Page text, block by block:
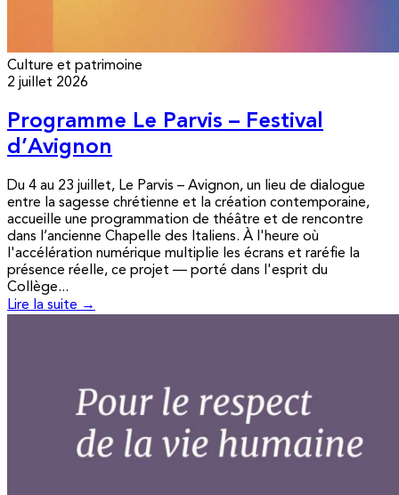
Culture et patrimoine
2 juillet 2026
Programme Le Parvis – Festival
d’Avignon
Du 4 au 23 juillet, Le Parvis – Avignon, un lieu de dialogue
entre la sagesse chrétienne et la création contemporaine,
accueille une programmation de théâtre et de rencontre
dans l’ancienne Chapelle des Italiens. À l'heure où
l'accélération numérique multiplie les écrans et raréfie la
présence réelle, ce projet — porté dans l'esprit du
Collège...
Lire la suite →